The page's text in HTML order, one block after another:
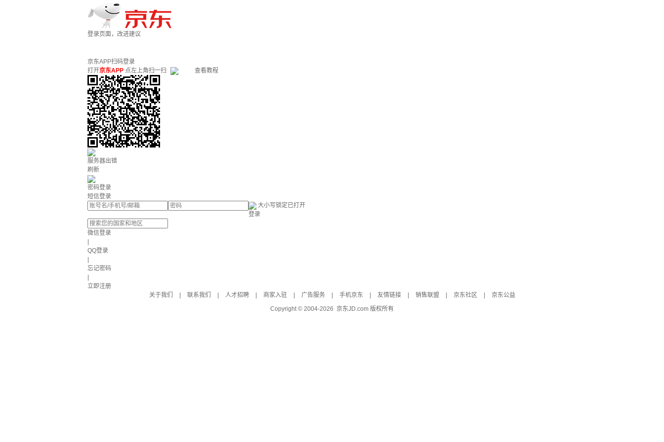
登录页面，改进建议
京东APP扫码登录
打开京东APP 点左上角扫一扫 查看教程
服务器出错
刷新
密码登录
短信登录
大小写锁定已打开
登录
微信登录
QQ登录
忘记密码
立即注册
关于我们
联系我们 人才招聘 商家入驻 广告服务 手机京东 友情链接 销售联盟 京东社区
京东公益
Copyright © 2004-2026 京东JD.com 版权所有